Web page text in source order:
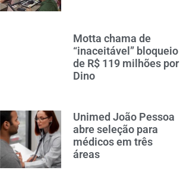
Motta chama de
“inaceitável” bloqueio
de R$ 119 milhões por
Dino
Unimed João Pessoa
abre seleção para
médicos em três
áreas